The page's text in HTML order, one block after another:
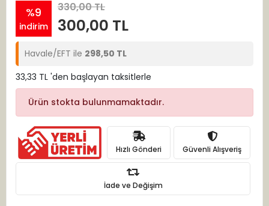
%9
indirim
330,00 TL
300,00 TL
Havale/EFT ile 298,50 TL
33,33 TL 'den başlayan taksitlerle
Ürün stokta bulunmamaktadır.
Hızlı Gönderi Güvenli Alışveriş
İade ve Değişim